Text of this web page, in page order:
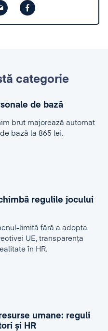
categorie
de bază
brut majorează automat
bază la 865 lei.
regulile jocului
limită fără a adopta
UE, transparența
în HR.
umane: reguli
și HR